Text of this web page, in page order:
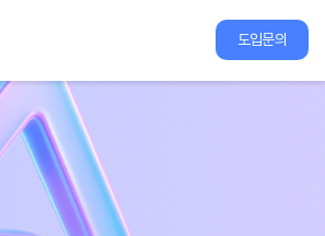
도입문의